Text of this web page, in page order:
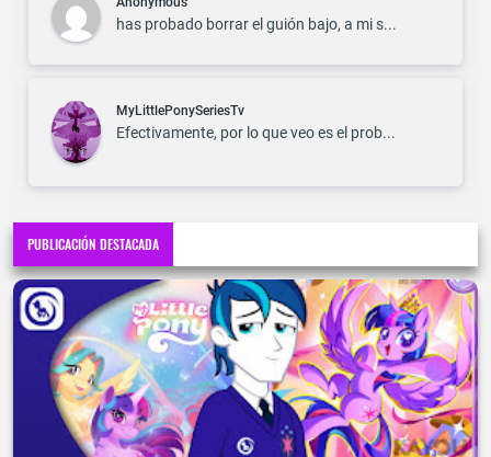
has probado borrar el guión bajo, a mi s...
MyLittlePonySeriesTv
Efectivamente, por lo que veo es el prob...
PUBLICACIÓN DESTACADA